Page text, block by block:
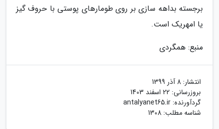
برجسته بداهه سازی بر روی طومارهای پوستی با حروف گیز
یا امهریک است.
منبع: همگردی
انتشار: 8 آذر 1399
بروزرسانی: 22 اسفند 1403
گردآورنده: antalyanet65.ir
شناسه مطلب: 1308